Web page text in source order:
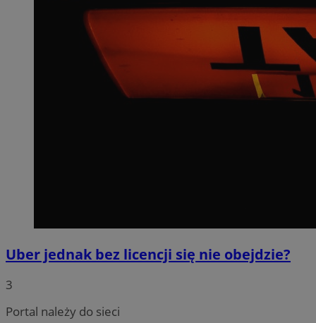
Uber jednak bez licencji się nie obejdzie?
3
Portal należy do sieci